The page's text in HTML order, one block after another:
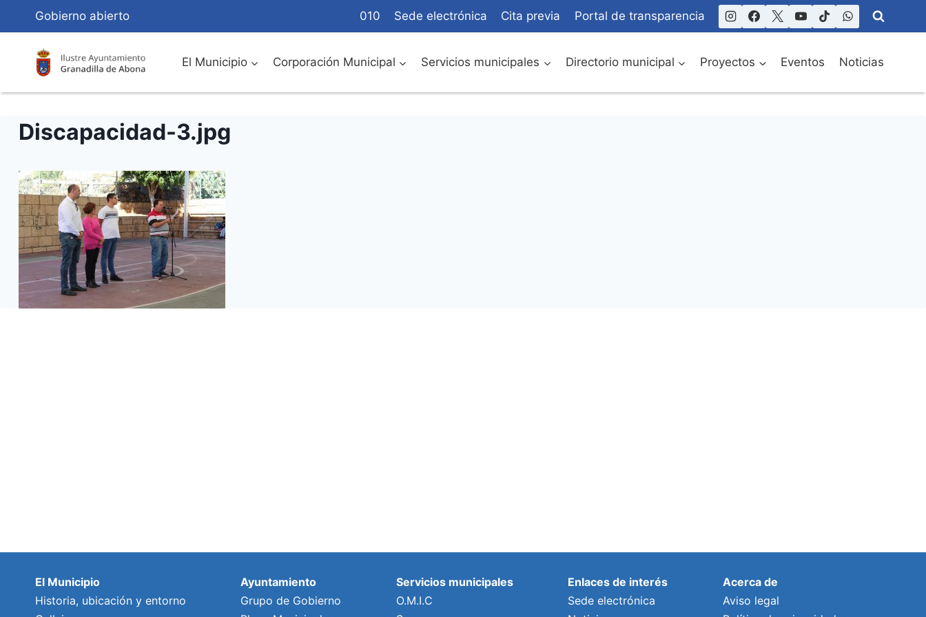
Contenido
Gobierno abierto 010 Sede electrónica Cita previa Portal de transparencia
El Municipio Corporación Municipal Servicios municipales Directorio municipal Proyectos Eventos Noticias
Discapacidad-3.jpg
El Municipio
Historia, ubicación y entorno
Ayuntamiento
Grupo de Gobierno
Servicios municipales
O.M.I.C
Enlaces de interés
Sede electrónica
Acerca de
Aviso legal